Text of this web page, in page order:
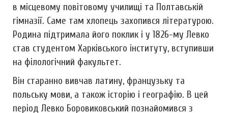
в місцевому повітовому училищі та Полтавській
гімназії. Саме там хлопець захопився літературою.
Родина підтримала його поклик і у 1826-му Левко
став студентом Харківського інституту, вступивши
на філологічний факультет.
Він старанно вивчав латину, французьку та
польську мови, а також історію і географію. В цей
період Левко Боровиковський познайомився з